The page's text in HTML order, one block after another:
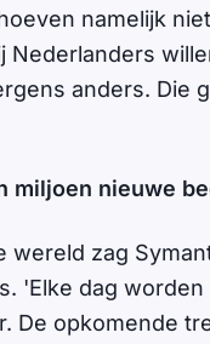
namelijk
Nederlanders
anders. Die
miljoen nieuwe
wereld zag
'Elke dag
De opkomende